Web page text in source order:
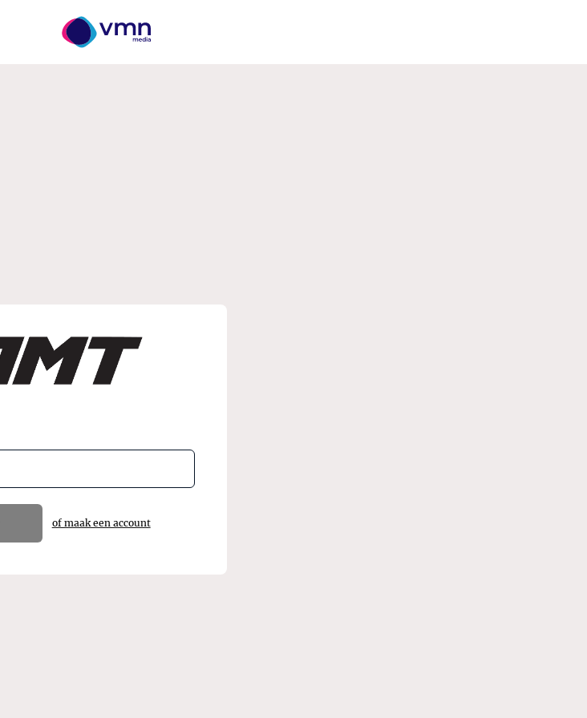
of maak een account